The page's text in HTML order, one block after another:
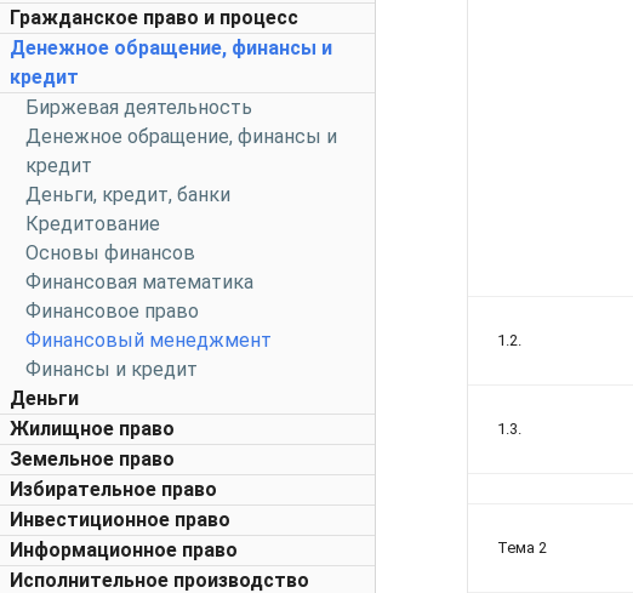
Гражданское право и процесс
Денежное обращение, финансы и
кредит
Биржевая деятельность
Денежное обращение, финансы и
кредит
Деньги, кредит, банки
Кредитование
Основы финансов
Финансовая математика
Финансовое право
Финансовый менеджмент
Финансы и кредит
Деньги
Жилищное право
Земельное право
Избирательное право
Инвестиционное право
Информационное право
Исполнительное производство
1.2.
1.3.
Тема 2